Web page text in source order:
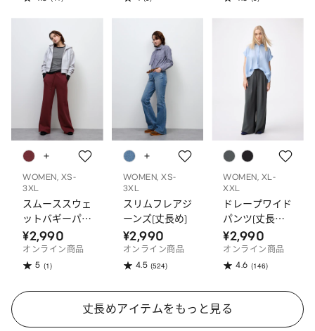
WOMEN, XS-
3XL
スムーススウェ
ットバギーパン
ツ MN(丈長め)
¥2,990
オンライン商品
5 (1)
WOMEN, XS-
3XL
スリムフレアジ
ーンズ(丈長め)
¥2,990
オンライン商品
4.5 (524)
WOMEN, XL-
XXL
ドレープワイド
パンツ(丈長め
75.0cm)
¥2,990
オンライン商品
4.6 (146)
丈長めアイテムをもっと見る